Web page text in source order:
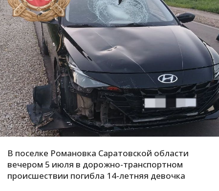
В
Е
И
Р
С
Т
У
В поселке Романовка Саратовской области
вечером 5 июля в дорожно-транспортном
происшествии погибла 14-летняя девочка